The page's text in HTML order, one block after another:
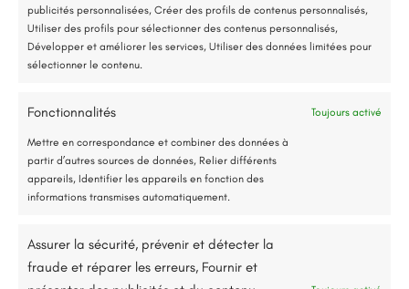
publicités personnalisées, Créer des profils de contenus personnalisés,
Utiliser des profils pour sélectionner des contenus personnalisés,
Développer et améliorer les services, Utiliser des données limitées pour
sélectionner le contenu.
Fonctionnalités Toujours activé
Mettre en correspondance et combiner des données à
partir d’autres sources de données, Relier différents
appareils, Identifier les appareils en fonction des
informations transmises automatiquement.
Assurer la sécurité, prévenir et détecter la
fraude et réparer les erreurs, Fournir et
Nous contacter
Jusqu’à 80% de prise en charge*